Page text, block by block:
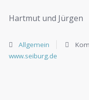
Hartmut und Jürgen
Allgemein
www.seiburg.de